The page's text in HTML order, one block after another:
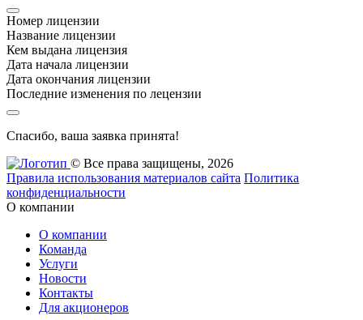
Номер лицензии
Название лицензии
Кем выдана лицензия
Дата начала лицензии
Дата окончания лицензии
Последние изменения по лецензии
Спасибо, ваша заявка принята!
© Все права защищены, 2026
Правила использования материалов сайта Политика
конфиденциальности
О компании
О компании
Команда
Услуги
Новости
Контакты
Для акционеров